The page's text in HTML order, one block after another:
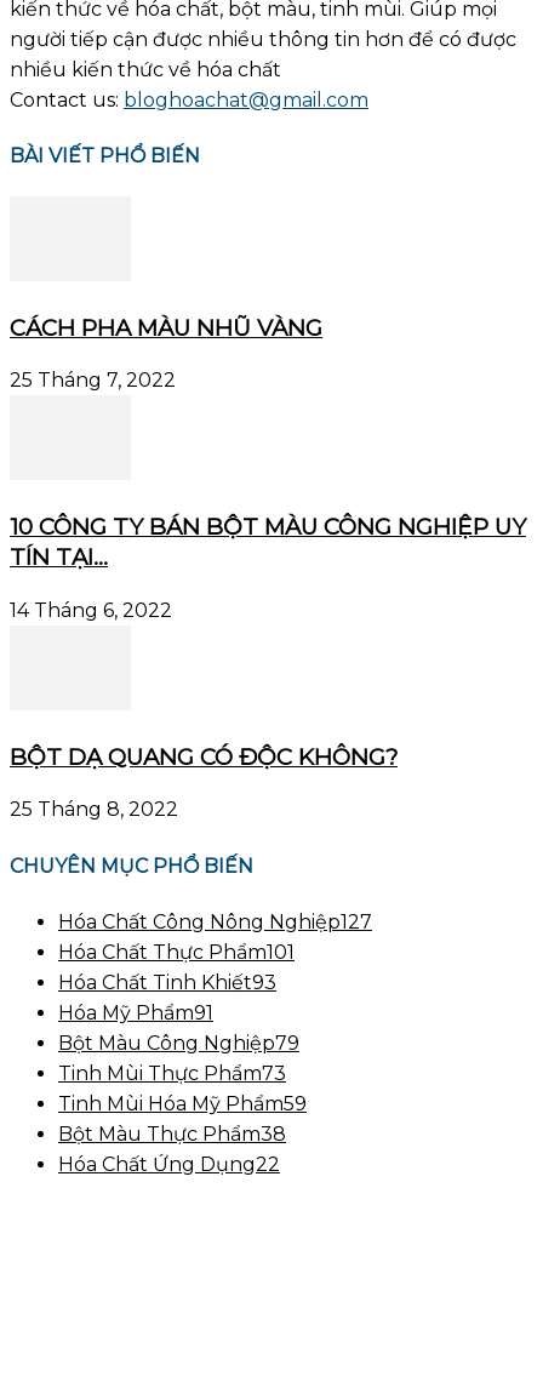
kiến thức về hóa chất, bột màu, tinh mùi. Giúp mọi
người tiếp cận được nhiều thông tin hơn để có được
nhiều kiến thức về hóa chất
Contact us: bloghoachat@gmail.com
BÀI VIẾT PHỔ BIẾN
CÁCH PHA MÀU NHŨ VÀNG
25 Tháng 7, 2022
10 CÔNG TY BÁN BỘT MÀU CÔNG NGHIỆP UY
TÍN TẠI...
14 Tháng 6, 2022
BỘT DẠ QUANG CÓ ĐỘC KHÔNG?
25 Tháng 8, 2022
CHUYÊN MỤC PHỔ BIẾN
Hóa Chất Công Nông Nghiệp127
Hóa Chất Thực Phẩm101
Hóa Chất Tinh Khiết93
Hóa Mỹ Phẩm91
Bột Màu Công Nghiệp79
Tinh Mùi Thực Phẩm73
Tinh Mùi Hóa Mỹ Phẩm59
Bột Màu Thực Phẩm38
Hóa Chất Ứng Dụng22